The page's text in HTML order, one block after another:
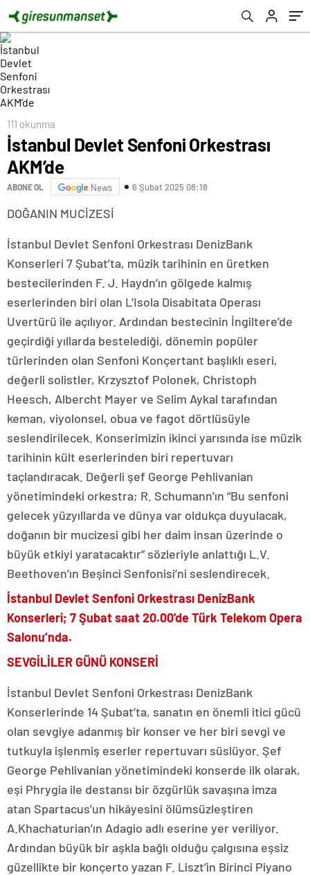
111 okunma
İstanbul Devlet Senfoni Orkestrası
AKM’de
ABONE OL News 6 Şubat 2025 08:18
DOĞANIN MUCİZESİ
İstanbul Devlet Senfoni Orkestrası DenizBank
Konserleri 7 Şubat’ta, müzik tarihinin en üretken
bestecilerinden F. J. Haydn’ın gölgede kalmış
eserlerinden biri olan L’Isola Disabitata Operası
Uvertürü ile açılıyor. Ardından bestecinin İngiltere’de
geçirdiği yıllarda bestelediği, dönemin popüler
türlerinden olan Senfoni Konçertant başlıklı eseri,
değerli solistler, Krzysztof Polonek, Christoph
Heesch, Albercht Mayer ve Selim Aykal tarafından
keman, viyolonsel, obua ve fagot dörtlüsüyle
seslendirilecek. Konserimizin ikinci yarısında ise müzik
tarihinin kült eserlerinden biri repertuvarı
taçlandıracak. Değerli şef George Pehlivanian
yönetimindeki orkestra; R. Schumann’ın “Bu senfoni
gelecek yüzyıllarda ve dünya var oldukça duyulacak,
doğanın bir mucizesi gibi her daim insan üzerinde o
büyük etkiyi yaratacaktır” sözleriyle anlattığı L.V.
Beethoven’ın Beşinci Senfonisi’ni seslendirecek.
İstanbul Devlet Senfoni Orkestrası DenizBank
Konserleri; 7 Şubat saat 20.00’de Türk Telekom Opera
Salonu’nda.
SEVGİLİLER GÜNÜ KONSERİ
İstanbul Devlet Senfoni Orkestrası DenizBank
Konserlerinde 14 Şubat’ta, sanatın en önemli itici gücü
olan sevgiye adanmış bir konser ve her biri sevgi ve
tutkuyla işlenmiş eserler repertuvarı süslüyor. Şef
George Pehlivanian yönetimindeki konserde ilk olarak,
eşi Phrygia ile destansı bir özgürlük savaşına imza
atan Spartacus’un hikâyesini ölümsüzleştiren
A.Khachaturian’ın Adagio adlı eserine yer veriliyor.
Ardından büyük bir aşkla bağlı olduğu çalgısına eşsiz
güzellikte bir konçerto yazan F. Liszt’in Birinci Piyano